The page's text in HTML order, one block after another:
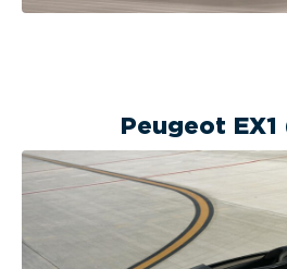
Peugeot